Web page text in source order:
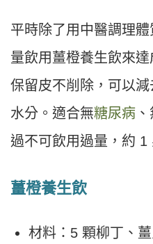
平時除了用中醫調理
量飲用薑橙養生飲來
保留皮不削除，可以
水分。適合無糖尿病
過不可飲用過量，約 1
薑橙養生飲
材料：5 顆柳丁、